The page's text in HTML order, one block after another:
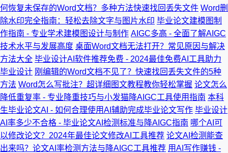
何恢复未保存的Word文档？多种方法快速找回丢失文件 Word删
除水印完全指南：轻松去除文字与图片水印 毕业论文建模图制
作指南 - 专业学术建模图设计与制作 AIGC多高 - 全面了解AIGC
技术水平与发展高度 桌面Word文档无法打开？常见原因与解决
方法大全 毕业设计AI软件推荐免费 - 2024最佳免费AI工具助力
毕业设计 刚编辑的Word文档不见了？快速找回丢失文件的5种
方法 Word怎么写批注？超详细图文教程教你轻松掌握 论文怎么
降低重复率 - 专业降重技巧与小发猫降AIGC工具使用指南 本科
生毕业论文AI - 如何合理使用AI辅助完成毕业论文写作 毕业设计
AI率多少不合格 - 毕业论文AI检测标准与降AIGC指南 哪个AI可
以修改论文？2024年最佳论文修改AI工具推荐 论文AI检测能查
出来吗？论文AI率检测方法与降AIGC工具推荐 用AI写作赚钱 -